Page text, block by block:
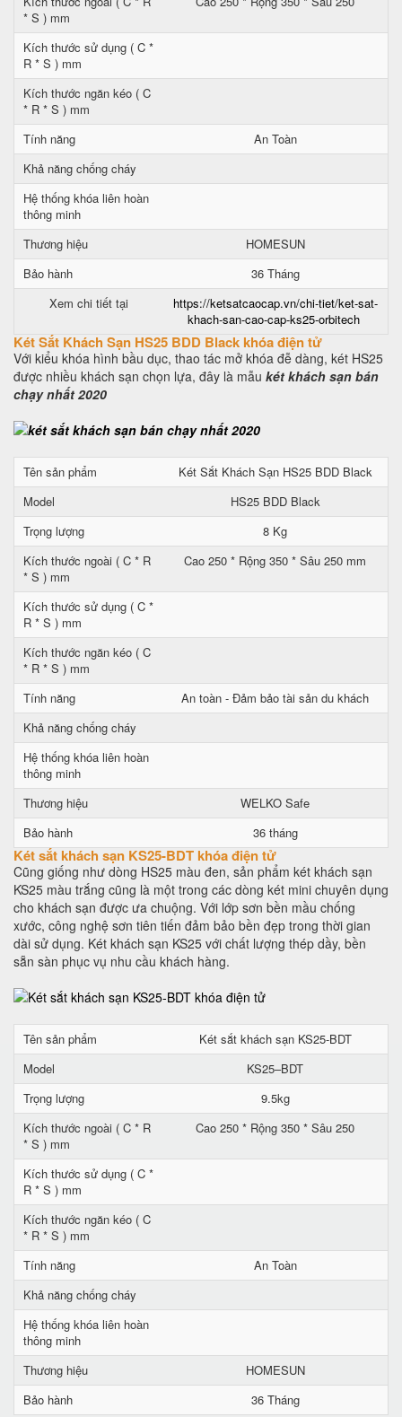
* S ) mm
Kích thước sử dụng ( C *
R * S ) mm
Kích thước ngăn kéo ( C
* R * S ) mm
Tính năng
An Toàn
Khả năng chống cháy
Hệ thống khóa liên hoàn
thông minh
Thương hiệu
HOMESUN
Bảo hành
36 Tháng
Xem chi tiết tại
https://ketsatcaocap.vn/chi-tiet/ket-sat-
khach-san-cao-cap-ks25-orbitech
Két Sắt Khách Sạn HS25 BDD Black khóa điện tử
Với kiểu khóa hình bầu dục, thao tác mở khóa đễ dàng, két HS25
được nhiều khách sạn chọn lựa, đây là mẫu két khách sạn bán
chạy nhất 2020
Tên sản phẩm
Két Sắt Khách Sạn HS25 BDD Black
Model
HS25 BDD Black
Trọng lượng
8 Kg
Kích thước ngoài ( C * R
* S ) mm
Cao 250 * Rộng 350 * Sâu 250 mm
Kích thước sử dụng ( C *
R * S ) mm
Kích thước ngăn kéo ( C
* R * S ) mm
Tính năng
An toàn - Đảm bảo tài sản du khách
Khả năng chống cháy
Hệ thống khóa liên hoàn
thông minh
Thương hiệu
WELKO Safe
Bảo hành
36 tháng
Két sắt khách sạn KS25-BDT khóa điện tử
Cũng giống như dòng HS25 màu đen, sản phẩm két khách sạn
KS25 màu trắng cũng là một trong các dòng két mini chuyên dụng
cho khách sạn được ưa chuộng. Với lớp sơn bền mầu chống
xước, công nghệ sơn tiên tiến đảm bảo bền đẹp trong thời gian
dài sử dụng. Két khách sạn KS25 với chất lượng thép dầy, bền
sẵn sàn phục vụ nhu cầu khách hàng.
Tên sản phẩm
Két sắt khách sạn KS25-BDT
Model
KS25–BDT
Trọng lượng
9.5kg
Kích thước ngoài ( C * R
* S ) mm
Cao 250 * Rộng 350 * Sâu 250
Kích thước sử dụng ( C *
R * S ) mm
Kích thước ngăn kéo ( C
* R * S ) mm
Tính năng
An Toàn
Khả năng chống cháy
Hệ thống khóa liên hoàn
thông minh
Thương hiệu
HOMESUN
Bảo hành
36 Tháng